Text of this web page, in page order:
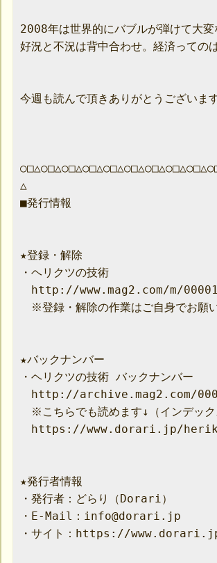
2008年は世界的にバブルが弾けて大変
好況と不況は背中合わせ。経済っての
今週も読んで頂きありがとうございま
△
■発行情報
★登録・解除
・ヘリクツの技術
http://www.mag2.com/m/
※登録・解除の作業はご自身でお願い
★バックナンバー
・ヘリクツの技術 バックナンバー
http://archive.mag2.com/
※こちらでも読めます↓（インデック
https://www.dorari.jp/
★発行者情報
・発行者：どらり（Dorari）
・E-Mail：info@dorari.jp
・サイト：https://